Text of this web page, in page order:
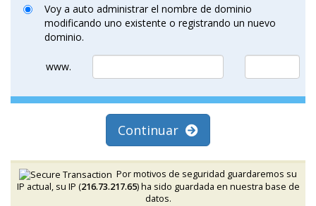
Voy a auto administrar el nombre de dominio
modificando uno existente o registrando un nuevo
dominio.
www.
Continuar
Por motivos de seguridad guardaremos su
IP actual, su IP (216.73.217.65) ha sido guardada en nuestra base de
datos.